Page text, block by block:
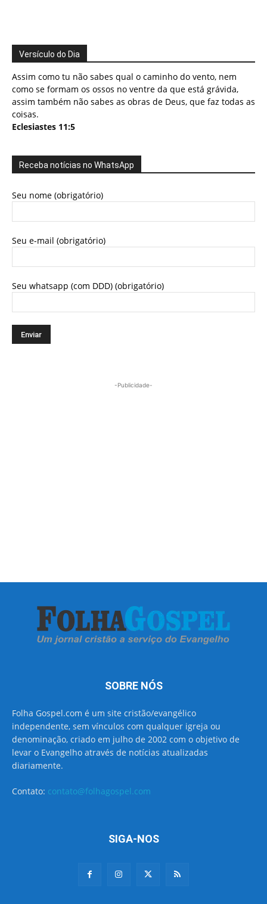
Versículo do Dia
Assim como tu não sabes qual o caminho do vento, nem
como se formam os ossos no ventre da que está grávida,
assim também não sabes as obras de Deus, que faz todas as
coisas.
Eclesiastes 11:5
Receba notícias no WhatsApp
Seu nome (obrigatório)
Seu e-mail (obrigatório)
Seu whatsapp (com DDD) (obrigatório)
-Publicidade-
SOBRE NÓS
Folha Gospel.com é um site cristão/evangélico
independente, sem vínculos com qualquer igreja ou
denominação, criado em julho de 2002 com o objetivo de
levar o Evangelho através de notícias atualizadas
diariamente.
Contato: contato@folhagospel.com
SIGA-NOS